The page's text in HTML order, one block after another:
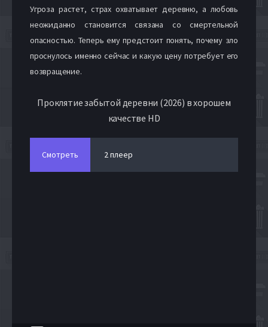
Угроза растет, страх охватывает деревню, а любовь
неожиданно становится связана со смертельной
опасностью. Теперь ему предстоит понять, почему зло
проснулось именно сейчас и какую цену потребует его
возвращение.
Проклятие забытой деревни (2026) в хорошем
качестве HD
Смотреть 2 плеер